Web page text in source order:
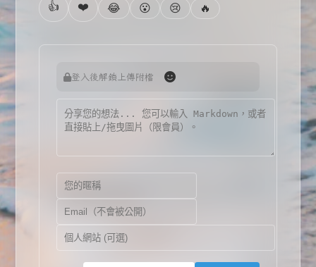
👍 ❤️ 😂 😮 😢 🔥
登入後解鎖上傳附檔